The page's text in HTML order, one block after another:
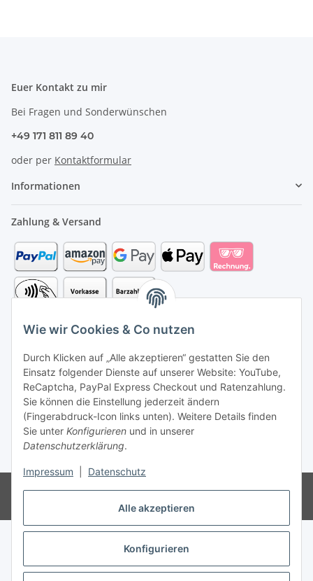
Alle akzeptieren
Konfigurieren
Wie wir Cookies & Co nutzen
Durch Klicken auf „Alle akzeptieren“ gestatten Sie den
Einsatz folgender Dienste auf unserer Website: YouTube,
ReCaptcha, PayPal Express Checkout und Ratenzahlung.
Sie können die Einstellung jederzeit ändern
(Fingerabdruck-Icon links unten). Weitere Details finden
Sie unter Konfigurieren und in unserer
Datenschutzerklärung.
Impressum Datenschutz
Euer Kontakt zu mir
Bei Fragen und Sonderwünschen
+49 171 811 89 40
oder per Kontaktformular
Informationen
Zahlung & Versand
Vertrag widerrufen
* Alle Preise nach §19 UStG ohne USt., zzgl.
© Katis Kollektion. Alle Reche vorbehalten.
Powered by
JTL-Shop